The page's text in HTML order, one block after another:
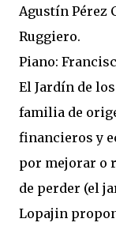
Agustín Pérez
Ruggiero.
Piano:
El Jardín de
familia de
financieros y
por mejorar o
de perder (el
Lopajin